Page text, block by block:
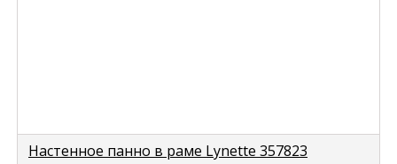
Настенное панно в раме Lynette 357823